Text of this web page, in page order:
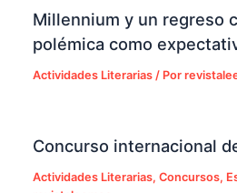
Millennium y un regreso
polémica como
Actividades Literarias / Por
Concurso internacional
Actividades Literarias,Concursos,